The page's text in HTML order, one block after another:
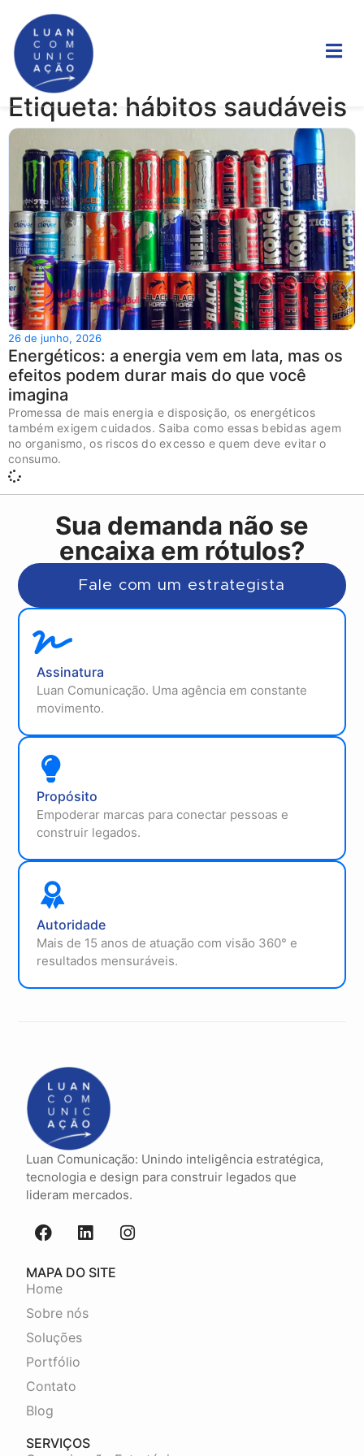
Etiqueta: hábitos saudáveis
26 de junho, 2026
Energéticos: a energia vem em lata, mas os
efeitos podem durar mais do que você
imagina
Promessa de mais energia e disposição, os energéticos
também exigem cuidados. Saiba como essas bebidas agem
no organismo, os riscos do excesso e quem deve evitar o
consumo.
Sua demanda não se
encaixa em rótulos?
Fale com um estrategista
Assinatura
Luan Comunicação. Uma agência em constante
movimento.
Propósito
Empoderar marcas para conectar pessoas e
construir legados.
Autoridade
Mais de 15 anos de atuação com visão 360° e
resultados mensuráveis.
Luan Comunicação: Unindo inteligência estratégica,
tecnologia e design para construir legados que
lideram mercados.
MAPA DO SITE
Home
Sobre nós
Soluções
Portfólio
Contato
Blog
SERVIÇOS